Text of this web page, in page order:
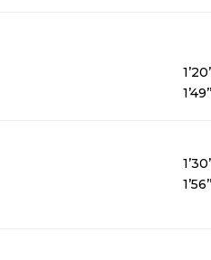
1’49’’
1’56’’